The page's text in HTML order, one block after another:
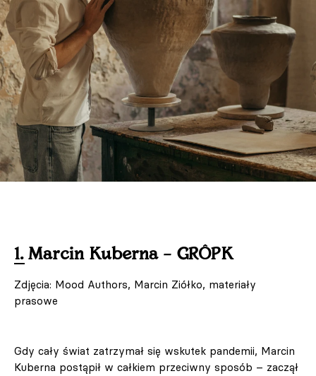
1. Marcin Kuberna – GRÔPK
Zdjęcia: Mood Authors, Marcin Ziółko, materiały
prasowe
Gdy cały świat zatrzymał się wskutek pandemii, Marcin
Kuberna postąpił w całkiem przeciwny sposób – zaczął